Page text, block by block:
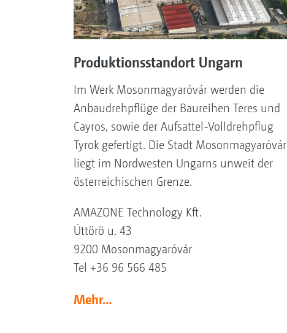
Produktionsstandort Ungarn
Im Werk Mosonmagyaróvár werden die
Anbaudrehpflüge der Baureihen Teres und
Cayros, sowie der Aufsattel-Volldrehpflug
Tyrok gefertigt. Die Stadt Mosonmagyaróvár
liegt im Nordwesten Ungarns unweit der
österreichischen Grenze.
AMAZONE Technology Kft.
Úttörö u. 43
9200 Mosonmagyaróvár
Tel +36 96 566 485
Mehr…